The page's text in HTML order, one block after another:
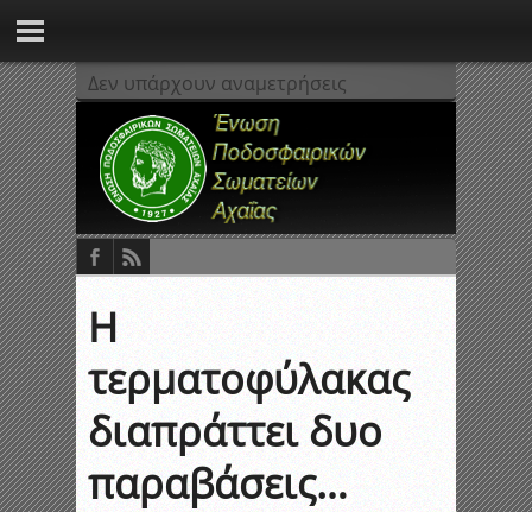
Δεν υπάρχουν αναμετρήσεις
Η
τερματοφύλακας
διαπράττει δυο
παραβάσεις…